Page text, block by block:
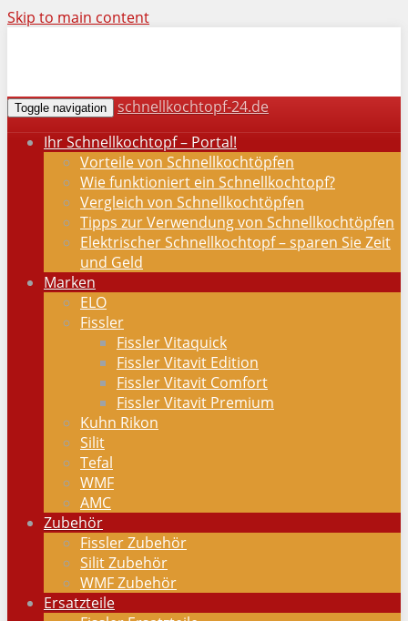
Skip to main content
Toggle navigation
schnellkochtopf-24.de
Ihr Schnellkochtopf – Portal!
Vorteile von Schnellkochtöpfen
Wie funktioniert ein Schnellkochtopf?
Vergleich von Schnellkochtöpfen
Tipps zur Verwendung von Schnellkochtöpfen
Elektrischer Schnellkochtopf – sparen Sie Zeit
und Geld
Marken
ELO
Fissler
Fissler Vitaquick
Fissler Vitavit Edition
Fissler Vitavit Comfort
Fissler Vitavit Premium
Kuhn Rikon
Silit
Tefal
WMF
AMC
Zubehör
Fissler Zubehör
Silit Zubehör
WMF Zubehör
Ersatzteile